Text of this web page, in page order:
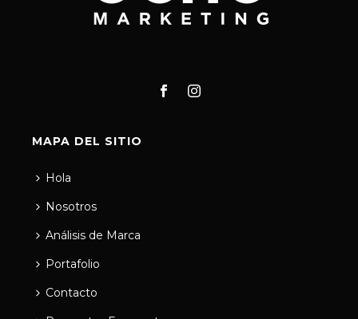
MAPA DEL SITIO
Hola
Nosotros
Análisis de Marca
Portafolio
Contacto